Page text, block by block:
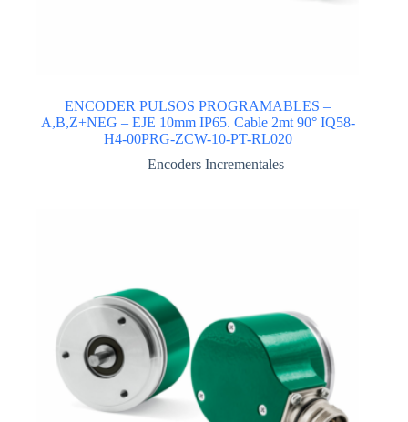
ENCODER PULSOS PROGRAMABLES –
A,B,Z+NEG – EJE 10mm IP65. Cable 2mt 90° IQ58-
H4-00PRG-ZCW-10-PT-RL020
Encoders Incrementales